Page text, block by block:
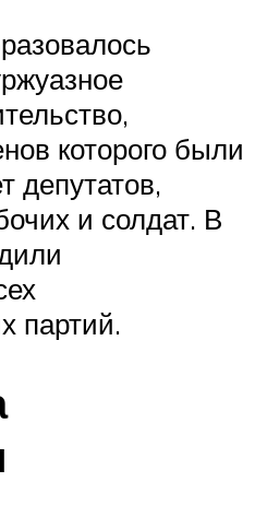
которого были
депутатов,
и солдат. В
партий.